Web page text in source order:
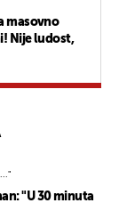
masovno
Nije ludost,
"U 30 minuta